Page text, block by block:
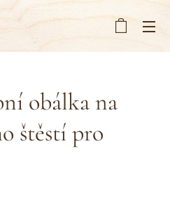
obálka na
štěstí pro